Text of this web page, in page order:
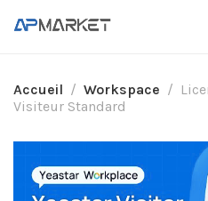
Accueil Workspace
Visiteur Standard